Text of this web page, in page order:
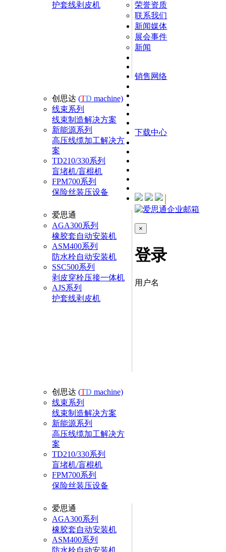
护套线剥皮机
创思达 (TD machine)
线束系列
线束制造解决方案
新能源系列
高压线缆加工解决方
案
TD210/330系列
盲堵机/盲棍机
FPM700系列
保险丝装压设备
爱思通
AGA300系列
橡胶套自动安装机
ASM400系列
防水栓自动安装机
SSC500系列
剥皮穿栓压接一体机
AJS系列
护套线剥皮机
创思达 (TD machine)
线束系列
线束制造解决方案
新能源系列
高压线缆加工解决方
案
TD210/330系列
盲堵机/盲棍机
FPM700系列
保险丝装压设备
爱思通
AGA300系列
橡胶套自动安装机
ASM400系列
荣誉资质
联系我们
新闻媒体
展会事件
新闻
销售网络
下载中心
×
登录
用户名